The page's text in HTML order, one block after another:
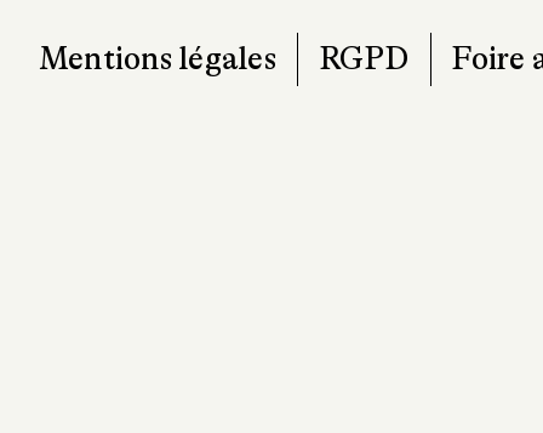
Mentions légales RGPD Foire